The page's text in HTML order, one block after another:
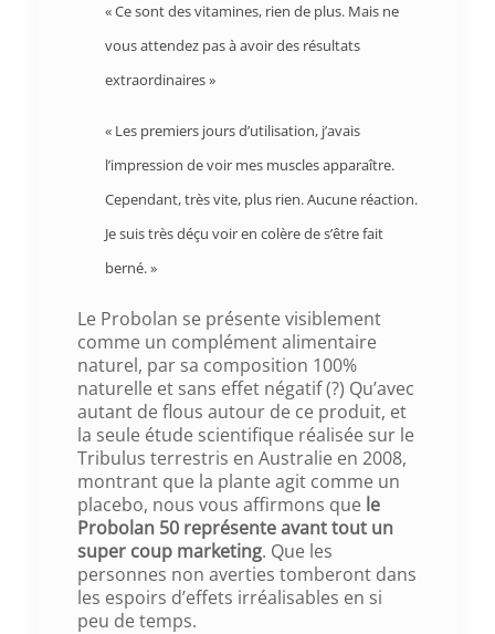
«Ce sont des vitamines, rien de plus. Mais ne
vous attendez pas à avoir des résultats
extraordinaires»
« Les premiers jours d’utilisation, j’avais
l’impression de voir mes muscles apparaître.
Cependant, très vite, plus rien. Aucune réaction.
Je suis très déçu voir en colère de s’être fait
berné. »
Le Probolan se présente visiblement
comme un complément alimentaire
naturel, par sa composition 100%
naturelle et sans effet négatif (?) Qu’avec
autant de flous autour de ce produit, et
la seule étude scientifique réalisée sur le
Tribulus terrestris en Australie en 2008,
montrant que la plante agit comme un
placebo, nous vous affirmons que le
Probolan 50 représente avant tout un
super coup marketing. Que les
personnes non averties tomberont dans
les espoirs d’effets irréalisables en si
peu de temps.